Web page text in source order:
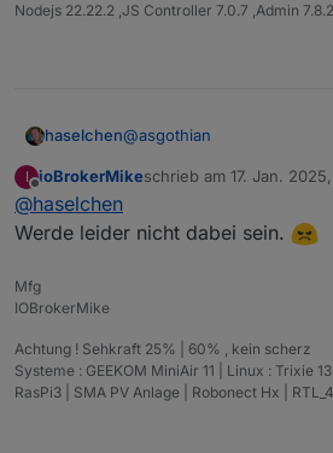
Nodejs 22.22.2 ,JS Controller 7.0.7 ,Admin
haselchen@asgothian
Klasse.
Ab 16Uhr geht’s los , ganz
An die Anderen
@ioBrokerMike
I
Offline
ioBrokerMikeschrieb am 17. Jan.
zuletzt editiert von
@haselchen
Werde leider nicht dabei sein.
Mfg
IOBrokerMike
Achtung ! Sehkraft 25% | 60% , kein scherz
Systeme : GEEKOM MiniAir 11 | Linux : Trixie
RasPi3 | SMA PV Anlage | Robonect Hx |